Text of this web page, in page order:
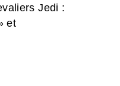
Jedi :
et